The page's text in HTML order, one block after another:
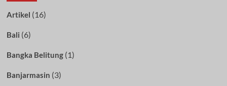
Artikel (16)
Bali (6)
Bangka Belitung(1)
Banjarmasin (3)